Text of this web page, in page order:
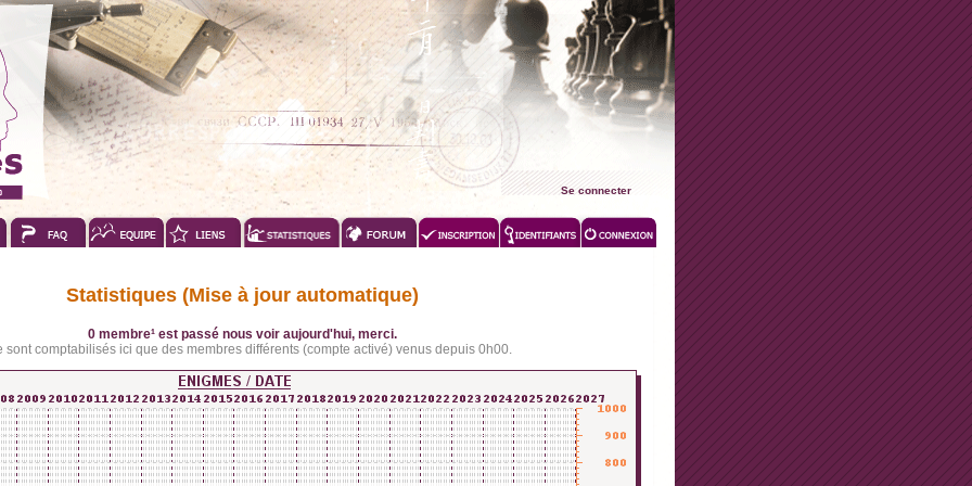
Se connecter
Statistiques (Mise à jour automatique)
0 membre¹ est passé nous voir aujourd'hui, merci.
sont comptabilisés ici que des membres différents (compte activé) venus depuis 0h00.